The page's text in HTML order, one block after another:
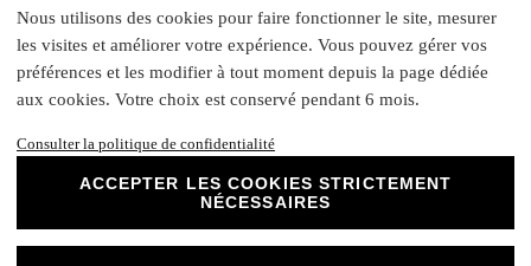
Informations Supplémentaire
Caractéristiques :
FAIRE-PART LIVRET Grammage : 250 g/m²
FAIRE-PART RECTO VERSO – Grammage :
Formats disponibles :
Nous utilisons des cookies pour faire fonctionner le site, mesurer
les visites et améliorer votre expérience. Vous pouvez gérer vos
préférences et les modifier à tout moment depuis la page dédiée
aux cookies. Votre choix est conservé pendant 6 mois.
Consulter la politique de confidentialité
ACCEPTER LES COOKIES STRICTEMENT
NÉCESSAIRES